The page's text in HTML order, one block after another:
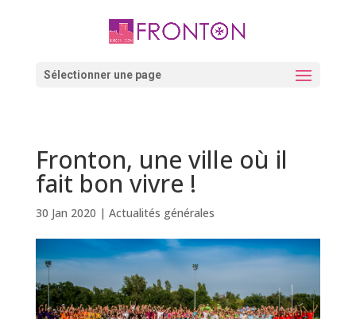
Sélectionner une page
Fronton, une ville où il
fait bon vivre !
30 Jan 2020 | Actualités générales